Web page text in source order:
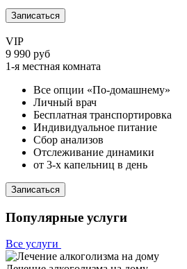
Записаться
VIP
9 990 руб
1-я местная комната
Все опции «По-домашнему»
Личный врач
Бесплатная транспортировка
Индивидуальное питание
Сбор анализов
Отслеживание динамики
от 3-х капельниц в день
Записаться
Популярные услуги
Все услуги